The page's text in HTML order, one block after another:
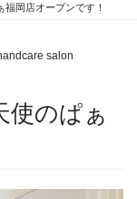
福岡店オープンです！
salon
使のぱぁ